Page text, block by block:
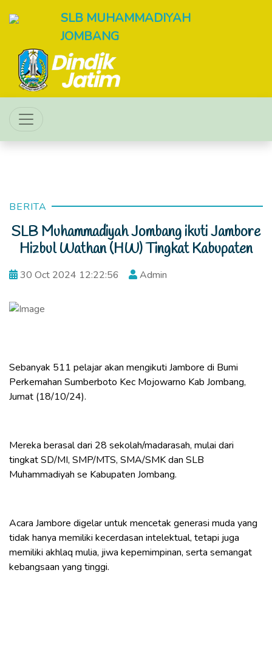
SLB MUHAMMADIYAH
JOMBANG
BERITA
SLB Muhammadiyah Jombang ikuti Jambore
Hizbul Wathan (HW) Tingkat Kabupaten
30 Oct 2024 12:22:56 Admin
Sebanyak 511 pelajar akan mengikuti Jambore di Bumi
Perkemahan Sumberboto Kec Mojowarno Kab Jombang,
Jumat (18/10/24).
Mereka berasal dari 28 sekolah/madarasah, mulai dari
tingkat SD/MI, SMP/MTS, SMA/SMK dan SLB
Muhammadiyah se Kabupaten Jombang.
Acara Jambore digelar untuk mencetak generasi muda yang
tidak hanya memiliki kecerdasan intelektual, tetapi juga
memiliki akhlaq mulia, jiwa kepemimpinan, serta semangat
kebangsaan yang tinggi.